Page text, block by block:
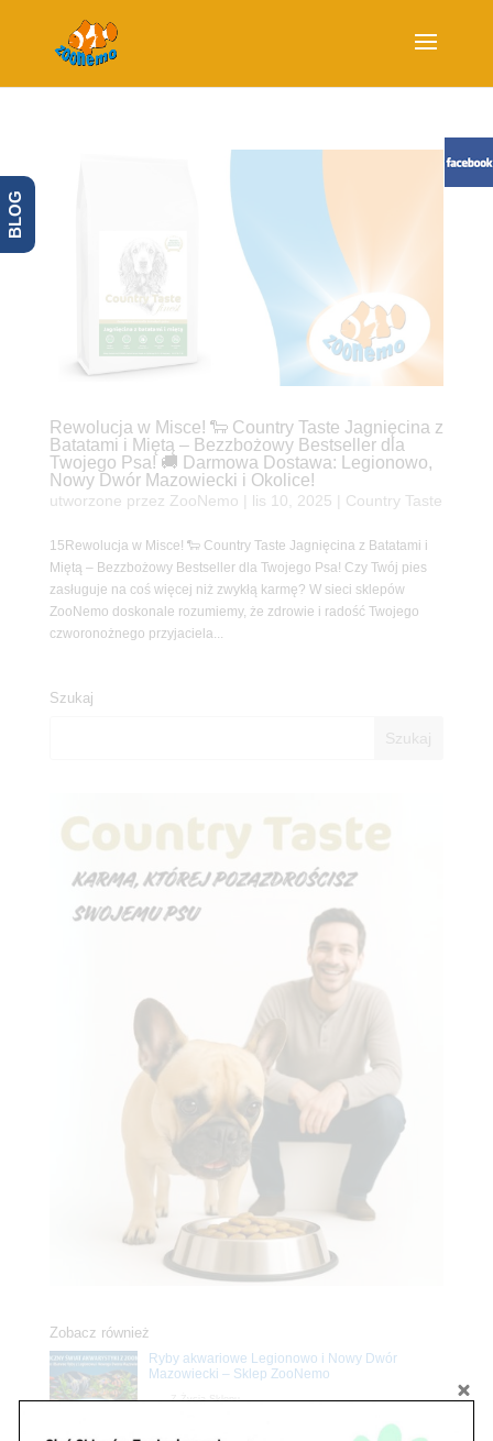
Rewolucja w Misce! 🐑 Country Taste Jagnięcina z
Batatami i Miętą – Bezzbożowy Bestseller dla
Twojego Psa! 🚚 Darmowa Dostawa: Legionowo,
Nowy Dwór Mazowiecki i Okolice!
utworzone przez ZooNemo lis 10, 2025 Country Taste
15Rewolucja w Misce! 🐑 Country Taste Jagnięcina z Batatami i
Miętą – Bezzbożowy Bestseller dla Twojego Psa! Czy Twój pies
zasługuje na coś więcej niż zwykłą karmę? W sieci sklepów
ZooNemo doskonale rozumiemy, że zdrowie i radość Twojego
czworonożnego przyjaciela...
Szukaj
Zobacz również
Z Życia Sklepu
Ryby akwariowe Legionowo i Nowy Dwór
Mazowiecki – Sklep ZooNemo
Stwórz podwodne arcydzieło: Najpiękniejsze
BLOG